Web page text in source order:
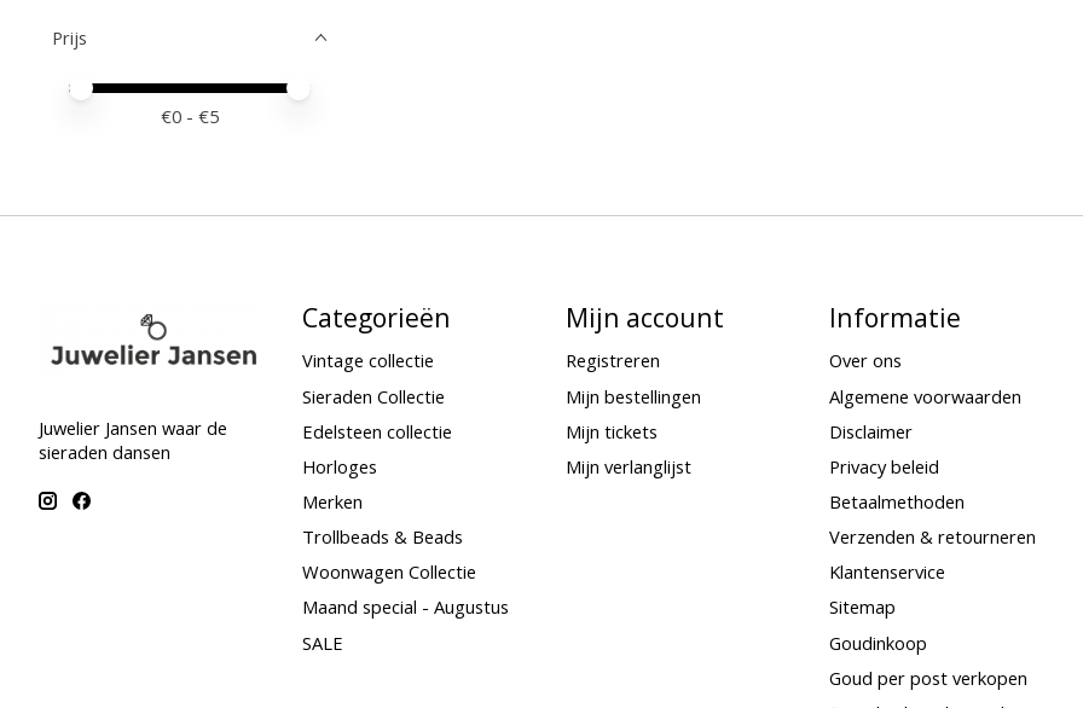
Prijs
Minimale prijswaarde
Price maximum value
€0 - €5
Juwelier Jansen waar de
sieraden dansen
Categorieën
Vintage collectie
Sieraden Collectie
Edelsteen collectie
Horloges
Merken
Trollbeads & Beads
Woonwagen Collectie
Maand special - Augustus
SALE
Mijn account
Registreren
Mijn bestellingen
Mijn tickets
Mijn verlanglijst
Informatie
Over ons
Algemene voorwaarden
Disclaimer
Privacy beleid
Betaalmethoden
Verzenden & retourneren
Klantenservice
Sitemap
Goudinkoop
Goud per post verkopen